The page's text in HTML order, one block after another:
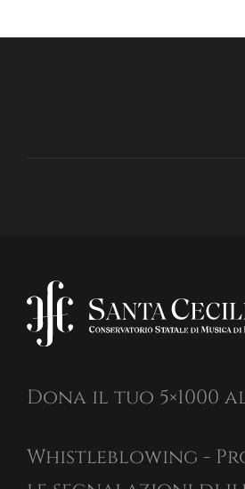
Dona il tuo 5×1000
Whistleblowing -